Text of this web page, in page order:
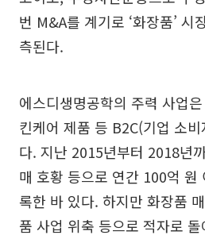
번 M&A를 계기로 ‘화장품’ 시
측된다.
에스디생명공학의 주력 사업
킨케어 제품 등 B2C(기업 소
다. 지난 2015년부터 2018년
매 호황 등으로 연간 100억 원
록한 바 있다. 하지만 화장품
품 사업 위축 등으로 적자로